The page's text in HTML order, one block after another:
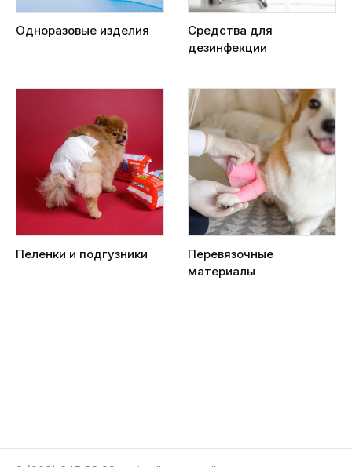
Одноразовые изделия
Средства для
дезинфекции
Пеленки и подгузники
Перевязочные
материалы